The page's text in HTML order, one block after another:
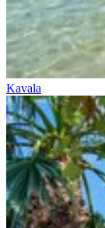
Kavala